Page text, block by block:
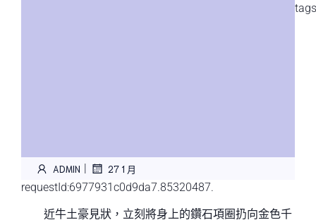
ADMIN | 27 1 月
requestId:6977931c0d9da7.85320487.
近牛土豪見狀，立刻將身上的鑽石項圈扔向金色千
tags